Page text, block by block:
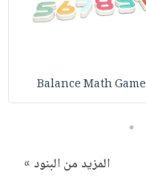
Balance Math Game
5
المزيد من البنود »